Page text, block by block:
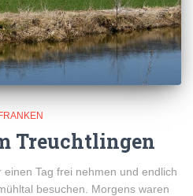
Treuchtlingen
Tag frei nehmen und endlich
besuchen. Morgens waren